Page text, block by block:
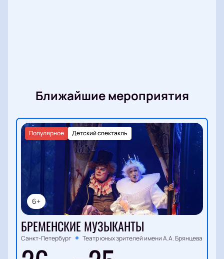
Ближайшие мероприятия
6+
Детский спектакль
Популярное
БРЕМЕНСКИЕ МУЗЫКАНТЫ
Санкт-Петербург Театр юных зрителей имени А.А. Брянцева